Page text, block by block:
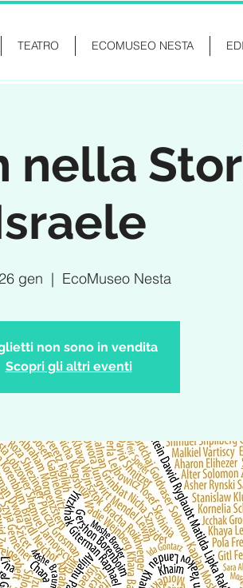
TEATRO ECOMUSEO NESTA
nella
gen
  |
EcoMuseo Nesta
non sono in vendita
Scopri gli altri eventi